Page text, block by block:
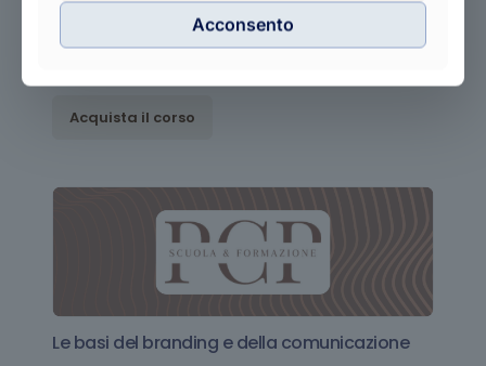
Le nanotecnologie oggi
Acquista il corso
Le basi del branding e della comunicazione
Acconsento